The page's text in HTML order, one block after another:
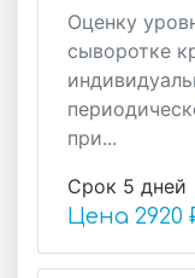
Оценку
сыворотке
при...
Срок 5 дней
Цена 2920